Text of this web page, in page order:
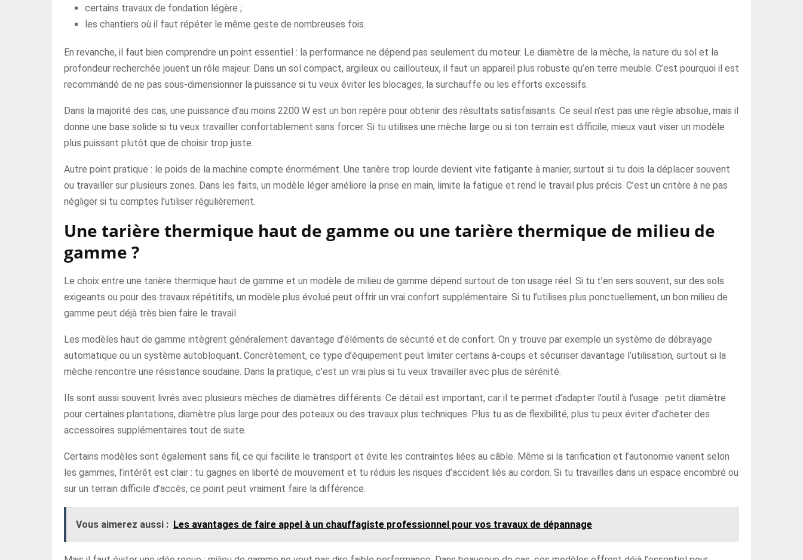
certains travaux de fondation légère ;
les chantiers où il faut répéter le même geste de nombreuses fois.
En revanche, il faut bien comprendre un point essentiel : la performance ne dépend pas seulement du moteur. Le diamètre de la mèche, la nature du sol et la
profondeur recherchée jouent un rôle majeur. Dans un sol compact, argileux ou caillouteux, il faut un appareil plus robuste qu’en terre meuble. C’est pourquoi il est
recommandé de ne pas sous-dimensionner la puissance si tu veux éviter les blocages, la surchauffe ou les efforts excessifs.
Dans la majorité des cas, une puissance d’au moins 2200 W est un bon repère pour obtenir des résultats satisfaisants. Ce seuil n’est pas une règle absolue, mais il
donne une base solide si tu veux travailler confortablement sans forcer. Si tu utilises une mèche large ou si ton terrain est difficile, mieux vaut viser un modèle
plus puissant plutôt que de choisir trop juste.
Autre point pratique : le poids de la machine compte énormément. Une tarière trop lourde devient vite fatigante à manier, surtout si tu dois la déplacer souvent
ou travailler sur plusieurs zones. Dans les faits, un modèle léger améliore la prise en main, limite la fatigue et rend le travail plus précis. C’est un critère à ne pas
négliger si tu comptes l’utiliser régulièrement.
Une tarière thermique haut de gamme ou une tarière thermique de milieu de
gamme ?
Le choix entre une tarière thermique haut de gamme et un modèle de milieu de gamme dépend surtout de ton usage réel. Si tu t’en sers souvent, sur des sols
exigeants ou pour des travaux répétitifs, un modèle plus évolué peut offrir un vrai confort supplémentaire. Si tu l’utilises plus ponctuellement, un bon milieu de
gamme peut déjà très bien faire le travail.
Les modèles haut de gamme intègrent généralement davantage d’éléments de sécurité et de confort. On y trouve par exemple un système de débrayage
automatique ou un système autobloquant. Concrètement, ce type d’équipement peut limiter certains à-coups et sécuriser davantage l’utilisation, surtout si la
mèche rencontre une résistance soudaine. Dans la pratique, c’est un vrai plus si tu veux travailler avec plus de sérénité.
Ils sont aussi souvent livrés avec plusieurs mèches de diamètres différents. Ce détail est important, car il te permet d’adapter l’outil à l’usage : petit diamètre
pour certaines plantations, diamètre plus large pour des poteaux ou des travaux plus techniques. Plus tu as de flexibilité, plus tu peux éviter d’acheter des
accessoires supplémentaires tout de suite.
Certains modèles sont également sans fil, ce qui facilite le transport et évite les contraintes liées au câble. Même si la tarification et l’autonomie varient selon
les gammes, l’intérêt est clair : tu gagnes en liberté de mouvement et tu réduis les risques d’accident liés au cordon. Si tu travailles dans un espace encombré ou
sur un terrain difficile d’accès, ce point peut vraiment faire la différence.
Vous aimerez aussi : Les avantages de faire appel à un chauffagiste professionnel pour vos travaux de dépannage